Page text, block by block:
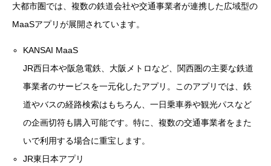
大都市圏では、複数の鉄道会社や交通事業者が連携した広域型の
MaaSアプリが展開されています。
KANSAI MaaS
JR西日本や阪急電鉄、大阪メトロなど、関西圏の主要な鉄道
事業者のサービスを一元化したアプリ。このアプリでは、鉄
道やバスの経路検索はもちろん、一日乗車券や観光パスなど
の企画切符も購入可能です。特に、複数の交通事業者をまた
いで利用する場合に重宝します。
JR東日本アプリ